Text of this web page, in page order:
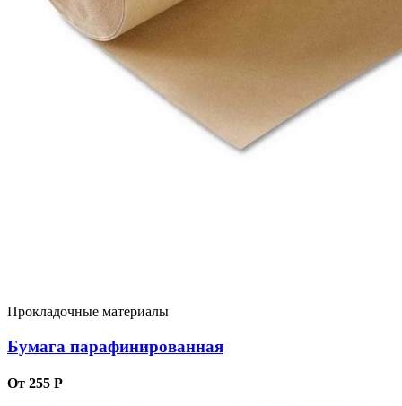
Прокладочные материалы
Бумага парафинированная
От 255 Р